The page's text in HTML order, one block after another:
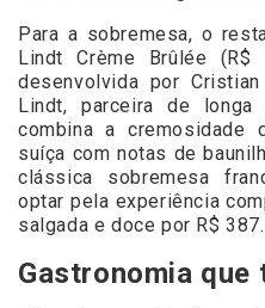
Para a sobremesa, o
Lindt Crème Brûlée
desenvolvida por
Lindt, parceira de
combina a cremosidade
suíça com notas de
clássica sobremesa
optar pela experiência
salgada e doce por R$ 387.
Gastronomia